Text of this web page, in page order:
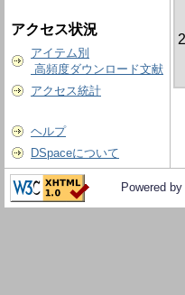
アクセス状況
アイテム別
高頻度ダウンロード文献
アクセス統計
ヘルプ
DSpaceについて
Powered by